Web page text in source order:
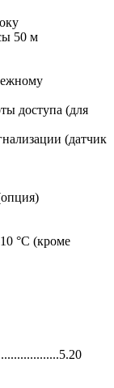
50 м
доступа (для
(датчик
°С (кроме